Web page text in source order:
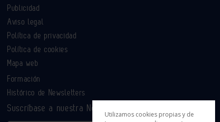
Publicidad
Aviso legal
Política de privacidad
Política de cookies
Mapa web
Formación
Histórico de Newsletters
Suscríbase a nuestra Newsletter
Utilizamos cookies propias y de